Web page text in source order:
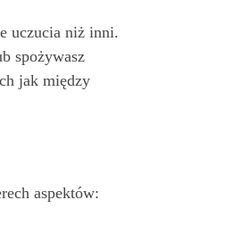
uczucia niż inni.
spożywasz
jak między
aspektów: